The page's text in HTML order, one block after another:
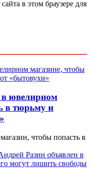
в этом браузере для
ювелирном
в тюрьму и
чтобы попасть в